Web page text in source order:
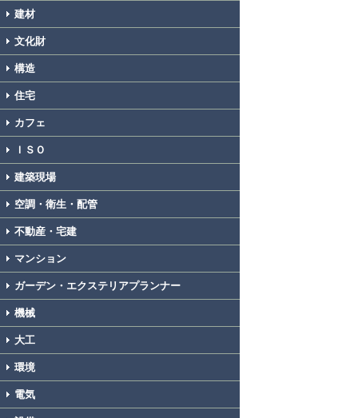
建材
文化財
構造
住宅
カフェ
ＩＳＯ
建築現場
空調・衛生・配管
不動産・宅建
マンション
ガーデン・エクステリアプランナー
機械
大工
環境
電気